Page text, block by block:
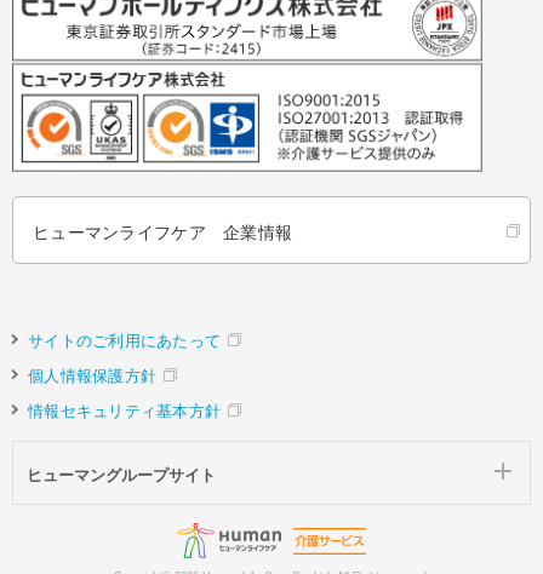
ヒューマンライフケア 企業情報
サイトのご利用にあたって
個人情報保護方針
情報セキュリティ基本方針
ヒューマングループサイト